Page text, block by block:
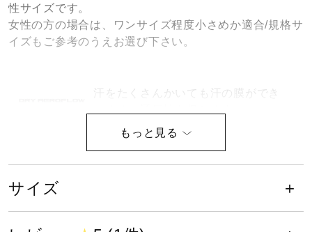
メディカル
コラボ／ライセンス
その他
性サイズです。
女性の方の場合は、ワンサイズ程度小さめか適合/規格サ
イズもご参考のうえお選び下さい。
汗をたくさんかいても汗の膜ができ
動的機能裁断・機能素材選定など、
運動時の動きやすさを追求したウエ
サイズ